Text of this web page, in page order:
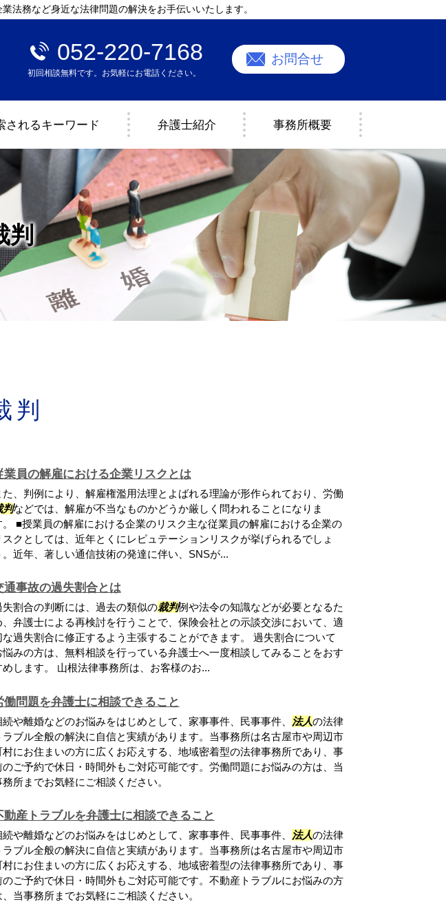
判
法務など身近な法律問題の解決をお手伝いいたします。
052-220-7168
初回相談無料です。お気軽にお電話ください。
お問合せ
されるキーワード 弁護士紹介 事務所概要
判
業員の解雇における企業リスクとは
た、判例により、解雇権濫用法理とよばれる理論が形作られており、労働
判などでは、解雇が不当なものかどうか厳しく問われることになりま
。 ■授業員の解雇における企業のリスク主な従業員の解雇における企業の
スクとしては、近年とくにレピュテーションリスクが挙げられるでしょ
。近年、著しい通信技術の発達に伴い、SNSが...
通事故の過失割合とは
失割合の判断には、過去の類似の裁判例や法令の知識などが必要となるた
、弁護士による再検討を行うことで、保険会社との示談交渉において、適
な過失割合に修正するよう主張することができます。 過失割合について
悩みの方は、無料相談を行っている弁護士へ一度相談してみることをおす
めします。 山根法律事務所は、お客様のお...
働問題を弁護士に相談できること
続や離婚などのお悩みをはじめとして、家事事件、民事事件、 法人の法律
ラブル全般の解決に自信と実績があります。当事務所は名古屋市や周辺市
村にお住まいの方に広くお応えする、地域密着型の法律事務所であり、事
のご予約で休日・時間外もご対応可能です。労働問題にお悩みの方は、当
務所までお気軽にご相談ください。
動産トラブルを弁護士に相談できること
続や離婚などのお悩みをはじめとして、家事事件、民事事件、 法人の法律
ラブル全般の解決に自信と実績があります。当事務所は名古屋市や周辺市
村にお住まいの方に広くお応えする、地域密着型の法律事務所であり、事
のご予約で休日・時間外もご対応可能です。不動産トラブルにお悩みの方
、当事務所までお気軽にご相談ください。